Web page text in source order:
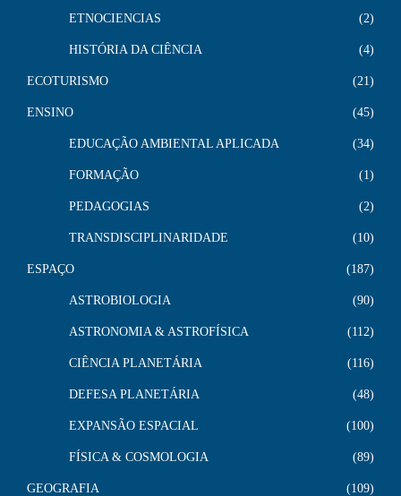
ETNOCIENCIAS 2
HISTÓRIA DA CIÊNCIA 4
ECOTURISMO 21
ENSINO 45
EDUCAÇÃO AMBIENTAL APLICADA 34
FORMAÇÃO 1
PEDAGOGIAS 2
TRANSDISCIPLINARIDADE 10
ESPAÇO 187
ASTROBIOLOGIA 90
ASTRONOMIA & ASTROFÍSICA 112
CIÊNCIA PLANETÁRIA 116
DEFESA PLANETÁRIA 48
EXPANSÃO ESPACIAL 100
FÍSICA & COSMOLOGIA 89
GEOGRAFIA 109